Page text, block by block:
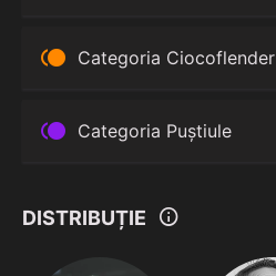
󰬸 Categoria Ciocoflender
󰬸 Categoria Puștiule
DISTRIBUȚIE 󰋽